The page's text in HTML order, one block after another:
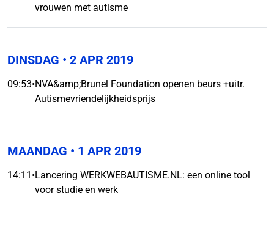
vrouwen met autisme
DINSDAG • 2 APR 2019
09:53•NVA&amp;Brunel Foundation openen beurs +uitr.
Autismevriendelijkheidsprijs
MAANDAG • 1 APR 2019
14:11 •Lancering WERKWEBAUTISME.NL: een online tool
voor studie en werk